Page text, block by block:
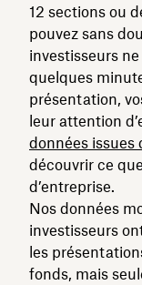
12 sections ou
pouvez sans
investisseurs
quelques
présentation,
leur attention
données issues
découvrir ce
d’entreprise.
Nos données
investisseurs
les
fonds, mais